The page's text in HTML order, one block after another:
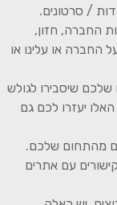
/ סרטונים.
החברה, חזון,
החברה או עלינו או
שיסבירו לגולש
יעזרו לכם גם
מהתחום שלכם.
עם אתרים